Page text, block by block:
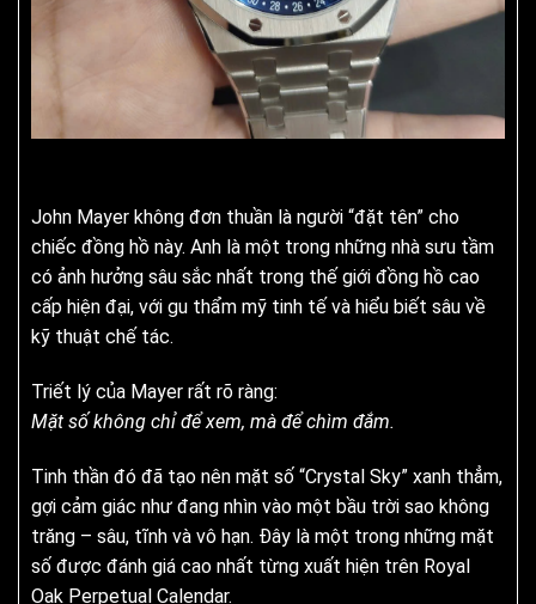
John Mayer không đơn thuần là người “đặt tên” cho
chiếc đồng hồ này. Anh là một trong những nhà sưu tầm
có ảnh hưởng sâu sắc nhất trong thế giới đồng hồ cao
cấp hiện đại, với gu thẩm mỹ tinh tế và hiểu biết sâu về
kỹ thuật chế tác.
Triết lý của Mayer rất rõ ràng:
Mặt số không chỉ để xem, mà để chìm đắm.
Tinh thần đó đã tạo nên mặt số “Crystal Sky” xanh thẳm,
gợi cảm giác như đang nhìn vào một bầu trời sao không
trăng – sâu, tĩnh và vô hạn. Đây là một trong những mặt
số được đánh giá cao nhất từng xuất hiện trên Royal
Oak Perpetual Calendar.